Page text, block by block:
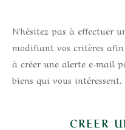
N'hésitez pas à effectuer
modifiant vos critères
à créer une alerte e-mail
biens qui vous intéressent.
CREER